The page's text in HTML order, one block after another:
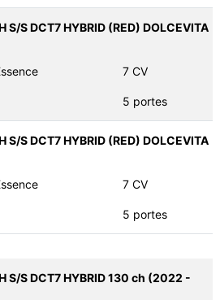
S/S DCT7 HYBRID (RED) DOLCEVITA
7 CV
5 portes
S/S DCT7 HYBRID (RED) DOLCEVITA
7 CV
5 portes
S/S DCT7 HYBRID 130 ch (2022 -